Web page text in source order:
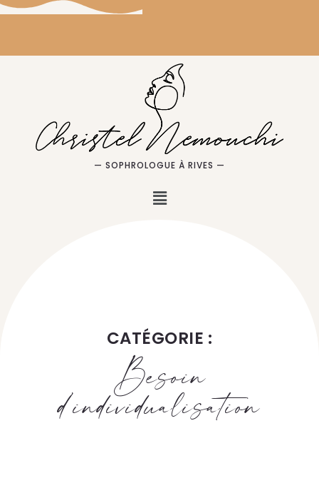
— SOPHROLOGUE À RIVES —
CATÉGORIE :
Besoin
d’individualisation